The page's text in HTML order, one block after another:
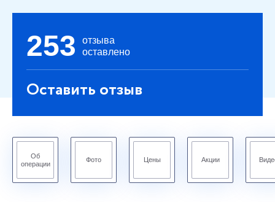
253
отзыва
оставлено
Оставить отзыв
Об
операции
Фото Цены Акции